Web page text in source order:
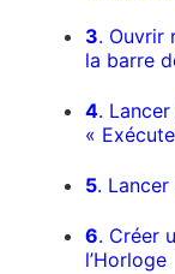
3. Ouvrir
la barre
4.
«
5. Lancer
6. Créer
l’Horloge